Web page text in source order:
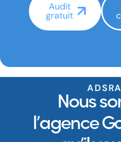
Audit
gratuit
Nous
l’agence